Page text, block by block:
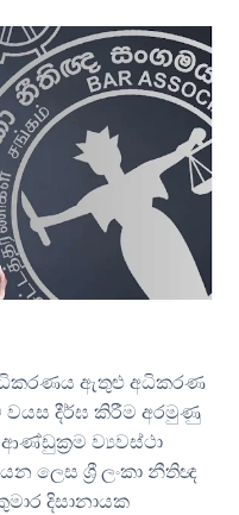
ඇතුළු අධිකරණ
වයස දීර්ඝ කිරීම අරමුණු
ව්‍යවස්ථා
ලෙස ශ්‍රී ලංකා නීතිඥ
දිසානායක